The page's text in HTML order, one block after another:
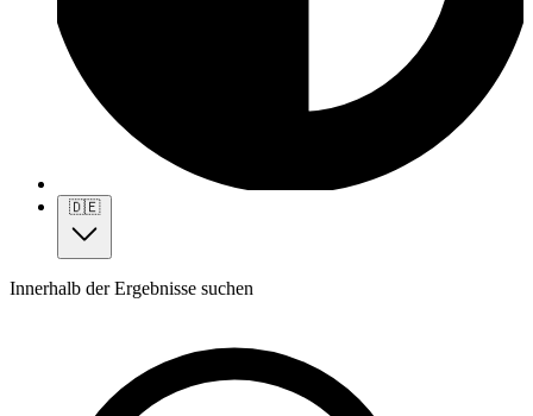
🇩🇪
Innerhalb der Ergebnisse suchen